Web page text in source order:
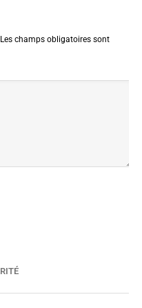
Les champs obligatoires sont